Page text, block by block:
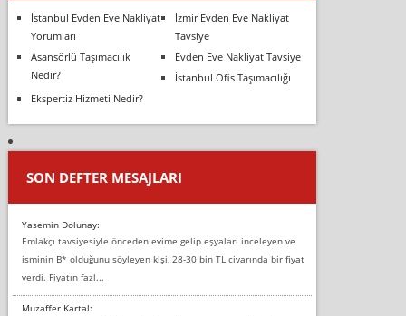
İstanbul Evden Eve Nakliyat
Yorumları
İzmir Evden Eve Nakliyat
Tavsiye
Asansörlü Taşımacılık
Nedir?
Evden Eve Nakliyat Tavsiye
İstanbul Ofis Taşımacılığı
Ekspertiz Hizmeti Nedir?
SON DEFTER MESAJLARI
Yasemin Dolunay:
Emlakçı tavsiyesiyle önceden evime gelip eşyaları inceleyen ve
isminin B* olduğunu söyleyen kişi, 28-30 bin TL civarında bir fiyat
verdi. Fiyatın fazl...
Muzaffer Kartal: